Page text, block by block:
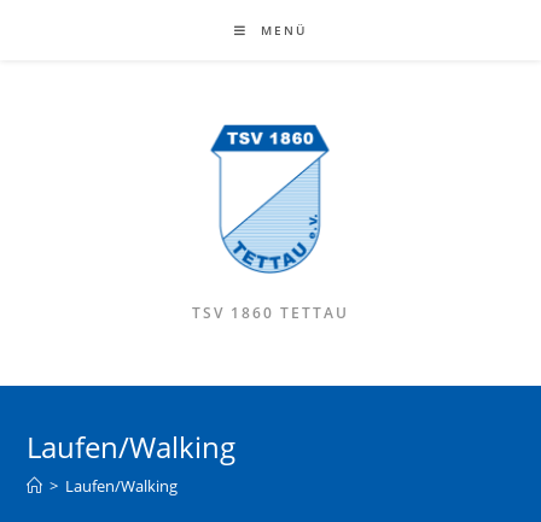
MENÜ
TSV 1860 TETTAU
Laufen/Walking
> Laufen/Walking